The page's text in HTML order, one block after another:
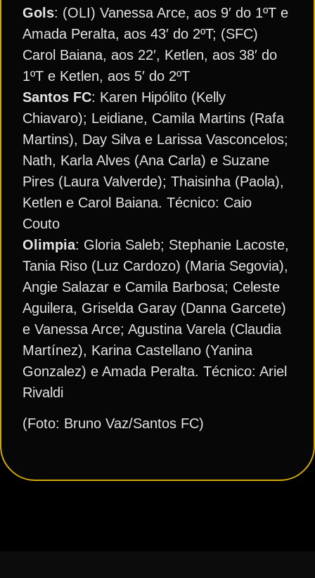
Gols: (OLI) Vanessa Arce, aos 9′ do 1ºT e
Amada Peralta, aos 43′ do 2ºT; (SFC)
Carol Baiana, aos 22′, Ketlen, aos 38′ do
1ºT e Ketlen, aos 5′ do 2ºT
Santos FC: Karen Hipólito (Kelly
Chiavaro); Leidiane, Camila Martins (Rafa
Martins), Day Silva e Larissa Vasconcelos;
Nath, Karla Alves (Ana Carla) e Suzane
Pires (Laura Valverde); Thaisinha (Paola),
Ketlen e Carol Baiana. Técnico: Caio
Couto
Olimpia: Gloria Saleb; Stephanie Lacoste,
Tania Riso (Luz Cardozo) (Maria Segovia),
Angie Salazar e Camila Barbosa; Celeste
Aguilera, Griselda Garay (Danna Garcete)
e Vanessa Arce; Agustina Varela (Claudia
Martínez), Karina Castellano (Yanina
Gonzalez) e Amada Peralta. Técnico: Ariel
Rivaldi
(Foto: Bruno Vaz/Santos FC)